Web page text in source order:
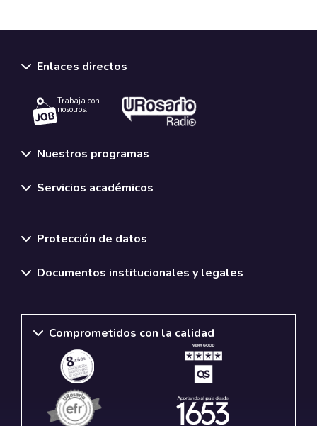
Enlaces directos
Trabaja con
nosotros.
Nuestros programas
Servicios académicos
Protección de datos
Documentos institucionales y legales
Comprometidos con la calidad